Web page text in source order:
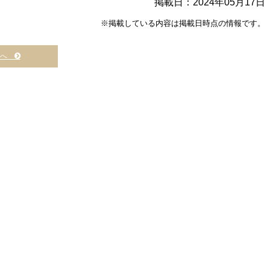
掲載日：2024年05月17日
※掲載している内容は掲載日時点の情報です。